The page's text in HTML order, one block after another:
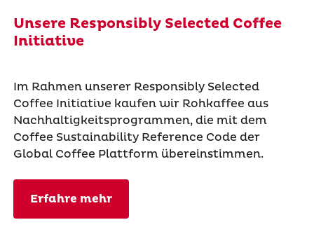
Unsere Responsibly Selected Coffee
Initiative
Im Rahmen unserer Responsibly Selected
Coffee Initiative kaufen wir Rohkaffee aus
Nachhaltigkeitsprogrammen, die mit dem
Coffee Sustainability Reference Code der
Global Coffee Plattform übereinstimmen.
Erfahre mehr